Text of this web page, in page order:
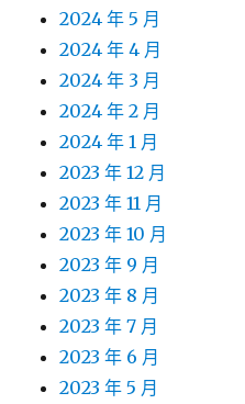
2024 年 5 月
2024 年 4 月
2024 年 3 月
2024 年 2 月
2024 年 1 月
2023 年 12 月
2023 年 11 月
2023 年 10 月
2023 年 9 月
2023 年 8 月
2023 年 7 月
2023 年 6 月
2023 年 5 月